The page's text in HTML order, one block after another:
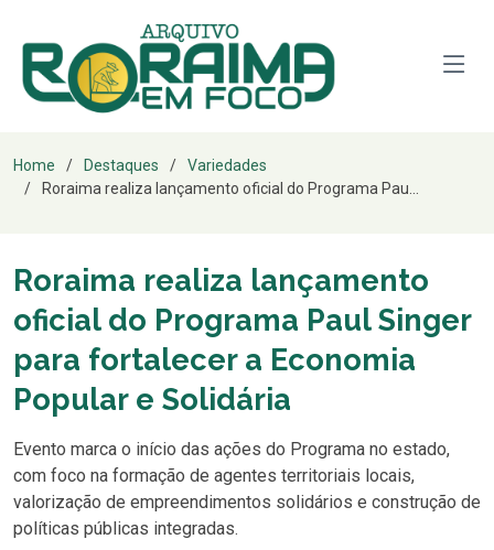
Home Destaques
Variedades
Roraima realiza lançamento oficial do Programa Pau...
Roraima realiza lançamento
oficial do Programa Paul Singer
para fortalecer a Economia
Popular e Solidária
Evento marca o início das ações do Programa no estado,
com foco na formação de agentes territoriais locais,
valorização de empreendimentos solidários e construção de
políticas públicas integradas.